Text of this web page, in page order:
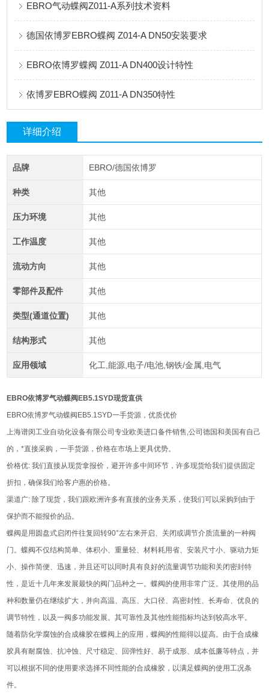
EBRO气动蝶阀Z011-A系列技术资料
德国依博罗EBRO蝶阀 Z014-A DN50安装要求
EBRO依博罗蝶阀 Z011-A DN400设计特性
依博罗EBRO蝶阀 Z011-A DN350特性
详细介绍
品牌 EBRO/德国依博罗
种类 其他
压力环境 其他
工作温度 其他
流动方向 其他
零部件及配件 其他
类型(通道位置) 其他
结构形式 其他
应用领域 化工,能源,电子/电池,钢铁/金属,电气
EBRO依博罗气动蝶阀EB5.1SYD现货直供
EBRO依博罗气动蝶阀EB5.1SYD一手货源，优质优价
上海谱闵工业自动化设备有限公司专业欧美进口备件销售,公司德国和美国有自己
的，*直接采购，一手货源，价格在市场上更具优势。
价格优: 我们直接从现货拿报价，避开许多中间环节，许多现货给我们提供固定
折扣，确保我们给客户惠的价格。
渠道广: 除了现货，我们跟欧洲许多有直接的业务关系，使我们可以采购到由于
保护而不能报价的品。
蝶阀是用圆盘式启闭件往复回转90°左右来开启、关闭或调节介质流量的一种阀
门。蝶阀不仅结构简单、体积小、重量轻、材料耗用省、安装尺寸小、驱动力矩
小、操作简便、迅速，并且还可以同时具有良好的流量调节功能和关闭密封特
性，是近十几年来发展最快的阀门品种之一。蝶阀的使用非常广泛。其使用的品
种和数量仍在继续扩大，并向高温、高压、大口径、高密封性、长寿命、优良的
调节特性，以及一阀多功能发展。其可靠性及其他性能指标均达到较高水平。
随着防化学腐蚀的合成橡胶在蝶阀上的应用，蝶阀的性能得以提高。由于合成橡
胶具有耐腐蚀、抗冲蚀、尺寸稳定、回弹性好、易于成形、成本低廉等特点，并
可以根据不同的使用要求选择不同性能的合成橡胶，以满足蝶阀的使用工况条
件。